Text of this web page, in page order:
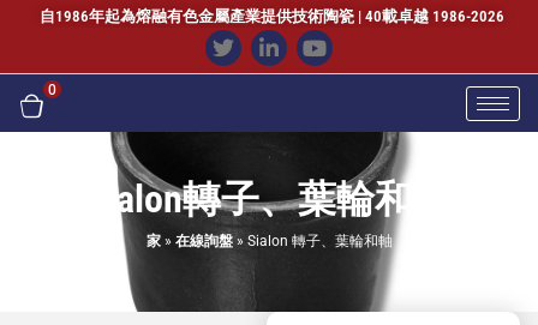
自1986年起為熔融有色金屬產業提供技術陶瓷 | 40載卓越 1986-2026
0
Sialon轉子、葉輪和軸
家» 在線詢盤» Sialon 轉子、葉輪和軸